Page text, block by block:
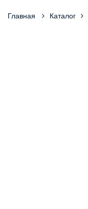
Главная Каталог